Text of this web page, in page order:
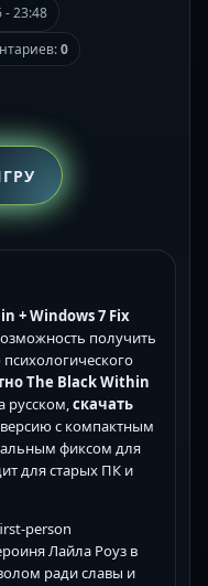
- 23:48
0
+ Windows 7 Fix
получить
The Black Within
русском,скачать
с компактным
фиксом для
для старых ПК и
person
Лайла Роуз в
ради славы и